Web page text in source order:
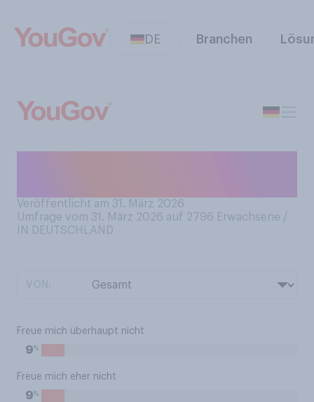
DE Branchen
Veröffentlicht am 31. März 2026
Umfrage vom 31. März 2026 auf 2796 Erwachsene /
IN DEUTSCHLAND
Freue mich überhaupt nicht
9%
Freue mich eher nicht
9%